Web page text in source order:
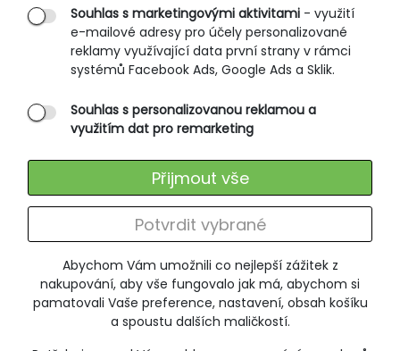
Abychom Vám umožnili co nejlepší zážitek z
nakupování, aby vše fungovalo jak má, abychom si
pamatovali Vaše preference, nastavení, obsah košíku
a spoustu dalších maličkostí.
Souhlas s marketingovými aktivitami - využití
e-mailové adresy pro účely personalizované
reklamy využívající data první strany v rámci
systémů Facebook Ads, Google Ads a Sklik.
Souhlas s personalizovanou reklamou a
využitím dat pro remarketing
Potvrdit vybrané
Přijmout vše
Rozměrové tabulky
Způsoby doručení
Ochrana osobních údajů
SLUŽBY ZÁKAZNÍKŮM
Výměna zboží
ODEBÍRÁNÍ NEWSLETTERU